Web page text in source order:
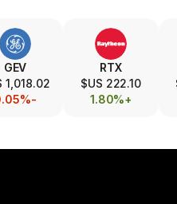
RTX
222.10 US$
+1.80%
GEV
1,018.02 US$
-0.05%